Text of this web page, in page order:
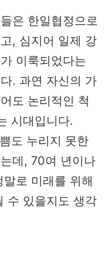
은 한일협정으로
, 심지어 일제 강
이룩되었다는
. 과연 자신의 가
도 논리적인 척
시대입니다.
도 누리지 못한
데, 70여 년이나
로 미래를 위해
수 있을지도 생각